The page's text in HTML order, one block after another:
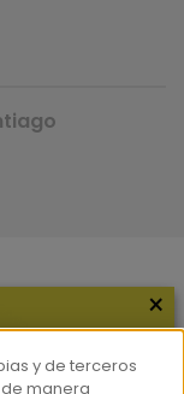
×
y de terceros
manera